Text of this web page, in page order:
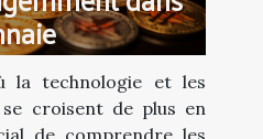
la technologie et les
croisent de plus en